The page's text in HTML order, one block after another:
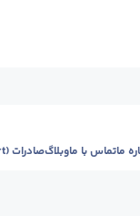
ماتماس با ماوبلاگصادرات (Export)